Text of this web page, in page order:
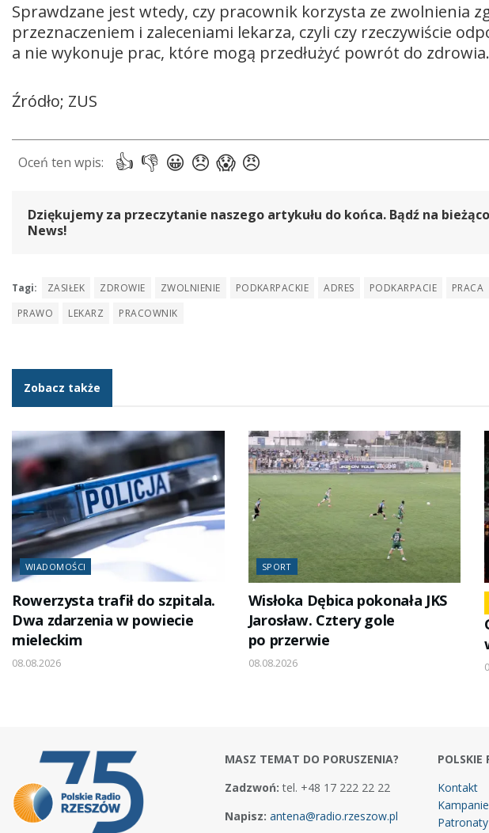
Sprawdzane jest wtedy, czy pracownik korzysta ze zwolnienia
przeznaczeniem i zaleceniami lekarza, czyli czy rzeczywiście
a nie wykonuje prac, które mogą przedłużyć powrót do zdrowia.
Źródło; ZUS
Dziękujemy za przeczytanie naszego artykułu do końca. Bądź na
News!
Tagi: ZASIŁEK ZDROWIE ZWOLNIENIE PODKARPACKIE ADRES PODKARPACIE PRACA
PRAWO
LEKARZ PRACOWNIK
Zobacz także
WIADOMOŚCI
Rowerzysta trafił do szpitala.
Dwa zdarzenia w powiecie
mieleckim
08.08.2026
SPORT
Wisłoka Dębica pokonała JKS
Jarosław. Cztery gole
po przerwie
08.08.2026
MASZ TEMAT DO PORUSZENIA?
Zadzwoń: tel. +48 17 222 22 22
Napisz: antena@radio.rzeszow.pl
POLSKIE
Kontakt
Patronaty